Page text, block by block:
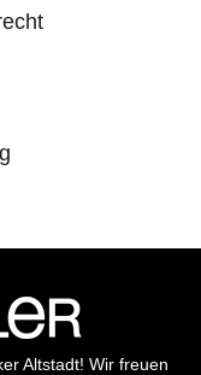
Altstadt! Wir freuen